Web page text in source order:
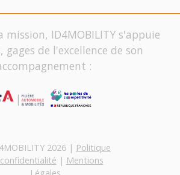
mission, ID4MOBILITY s'appuie
gages de l'excellence de son
:
2026 | Politique
| Mentions